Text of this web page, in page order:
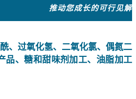
推动您成长的可行见解
、过氧化氢、二氧化氯、偶氮二
品、糖和甜味剂加工、油脂加工